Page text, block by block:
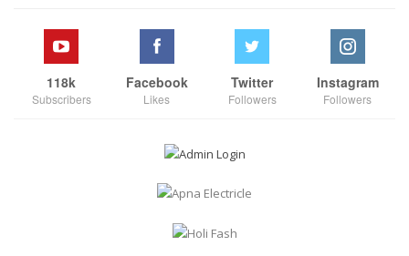
118k
Subscribers
Facebook
Likes
Twitter
Followers
Instagram
Followers